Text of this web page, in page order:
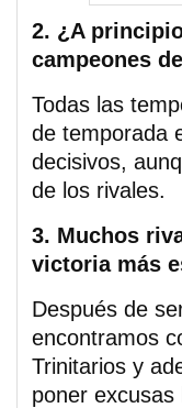
2. ¿A
campeones
Todas las
de temporada
decisivos,
de los rivales.
3. Muchos
victoria más
Después de
encontramos
Trinitarios y
poner